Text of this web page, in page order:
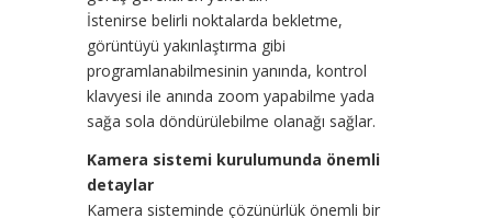
İstenirse belirli noktalarda bekletme,
görüntüyü yakınlaştırma gibi
programlanabilmesinin yanında, kontrol
klavyesi ile anında zoom yapabilme yada
sağa sola döndürülebilme olanağı sağlar.
Kamera sistemi kurulumunda önemli
detaylar
Kamera sisteminde çözünürlük önemli bir